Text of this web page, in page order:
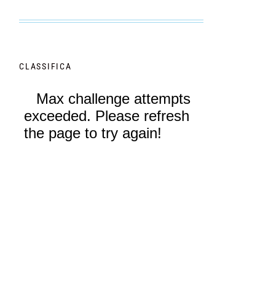
CLASSIFICA